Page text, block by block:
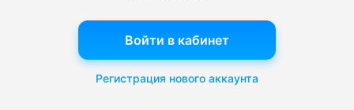
Войти в кабинет
Регистрация нового аккаунта